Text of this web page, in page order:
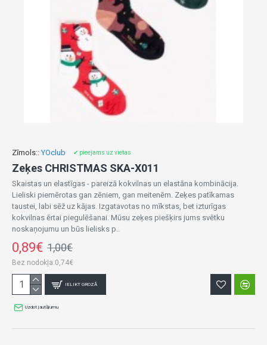
Zīmols:: YOclub ✔ pieejams uz vietas
Zeķes CHRISTMAS SKA-X011
Skaistas un elastīgas - pareizā kokvilnas un elastāna kombinācija.
Lieliski piemērotas gan zēniem, gan meitenēm. Zeķes patīkamas
taustei, labi sēž uz kājas. Izgatavotas no mīkstas, bet izturīgas
kokvilnas ērtai piegulēšanai. Mūsu zeķes piešķirs jums svētku
noskaņojumu un būs lielisks p..
0,89€ 1,00€
Bez nodokļa:0,74€
IELIKT GROZĀ
Uzdot jautājumu